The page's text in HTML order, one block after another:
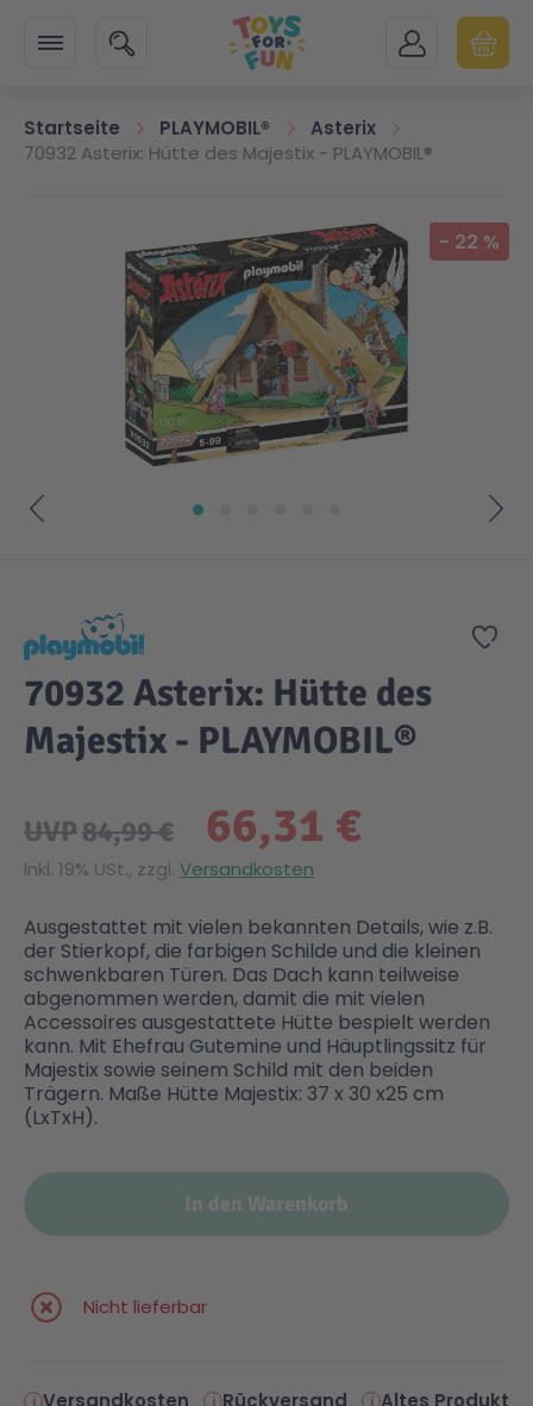
SUCHE MEIN KONTO
Startseite PLAYMOBIL®
Asterix
70932 Asterix: Hütte des Majestix - PLAYMOBIL®
Zum Ende der Bildgalerie springen - 22 %
Zur
70932 Asterix: Hütte des
Majestix - PLAYMOBIL®
66,31 €
UVP84,99 €
Inkl. 19% USt., zzgl. Versandkosten
Ausgestattet mit vielen bekannten Details, wie z.B.
der Stierkopf, die farbigen Schilde und die kleinen
schwenkbaren Türen. Das Dach kann teilweise
abgenommen werden, damit die mit vielen
Accessoires ausgestattete Hütte bespielt werden
kann. Mit Ehefrau Gutemine und Häuptlingssitz für
Majestix sowie seinem Schild mit den beiden
Trägern. Maße Hütte Majestix: 37 x 30 x25 cm
(LxTxH).
In den Warenkorb
Nicht lieferbar